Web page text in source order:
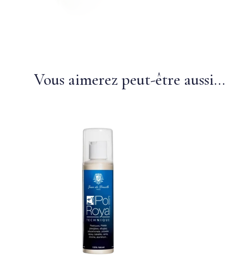
Vous aimerez peut-être aussi…